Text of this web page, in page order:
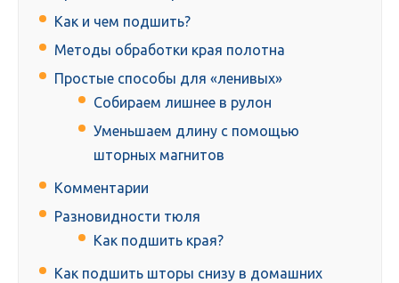
Как и чем подшить?
Методы обработки края полотна
Простые способы для «ленивых»
Собираем лишнее в рулон
Уменьшаем длину с помощью
шторных магнитов
Комментарии
Разновидности тюля
Как подшить края?
Как подшить шторы снизу в домашних